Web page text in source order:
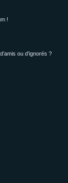
!
ou d’ignorés ?